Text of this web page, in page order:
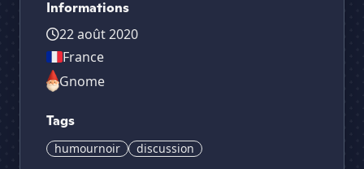
Informations
22 août 2020
France
Gnome
Tags
humournoir discussion